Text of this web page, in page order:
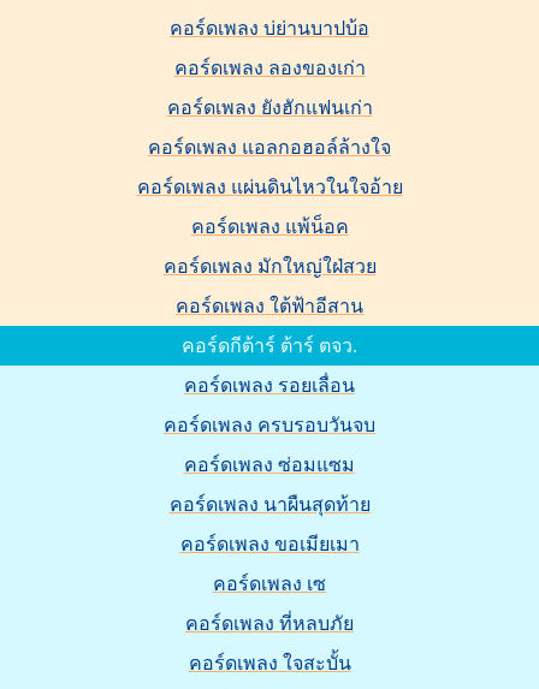
คอร์ดเพลง บ่ย่านบาปบ้อ
คอร์ดเพลง ลองของเก่า
คอร์ดเพลง ยังฮักแฟนเก่า
คอร์ดเพลง แอลกอฮอล์ล้างใจ
คอร์ดเพลง แผ่นดินไหวในใจอ้าย
คอร์ดเพลง แพ้น็อค
คอร์ดเพลง มักใหญ่ใฝ่สวย
คอร์ดเพลง ใต้ฟ้าอีสาน
คอร์ดกีต้าร์ ต้าร์ ตจว.
คอร์ดเพลง รอยเลื่อน
คอร์ดเพลง ครบรอบวันจบ
คอร์ดเพลง ซ่อมแซม
คอร์ดเพลง นาผืนสุดท้าย
คอร์ดเพลง ขอเมียเมา
คอร์ดเพลง เซ
คอร์ดเพลง ที่หลบภัย
คอร์ดเพลง ใจสะบั้น